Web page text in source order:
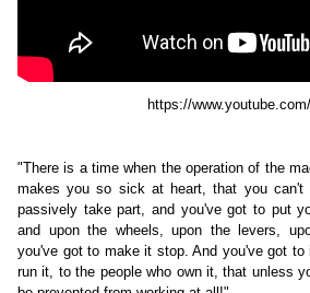
https://
"There is a time when the operation of the
makes you so sick at heart, that you can't
passively take part, and you've got to put
and upon the wheels, upon the levers,
you've got to make it stop. And you've got to
run it, to the people who own it, that unless